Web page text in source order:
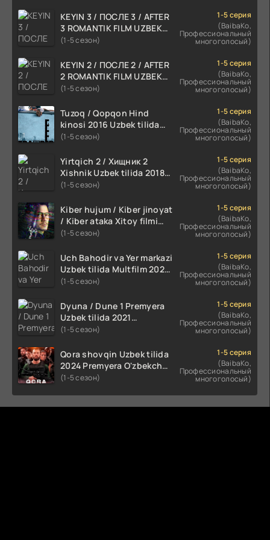
KEYIN 3 / ПОСЛЕ 3 / AFTER
3 ROMANTIK FILM UZBEK
TILIDA 2021 TARJIMA FILM
(1-5 сезон)
1-5 серия
(BaibaKo,
Профессиональный
многоголосый)
KEYIN 2 / ПОСЛЕ 2 / AFTER
2 ROMANTIK FILM UZBEK
TILIDA 2020 TARJIMA FILM
(1-5 сезон)
1-5 серия
(BaibaKo,
Профессиональный
многоголосый)
Tuzoq / Qopqon Hind
kinosi 2016 Uzbek tilida
tarjima film HD
(1-5 сезон)
1-5 серия
(BaibaKo,
Профессиональный
многоголосый)
Yirtqich 2 / Хищник 2
Xishnik Uzbek tilida 2018-
2024 O'zbekcha tarjima
(1-5 сезон)
1-5 серия
(BaibaKo,
Профессиональный
многоголосый)
Kiber hujum / Kiber jinoyat
/ Kiber ataka Xitoy filmi
Uzbek tilida O'zbekcha
HD skachat
(1-5 сезон)
1-5 серия
(BaibaKo,
Профессиональный
многоголосый)
Uch Bahodir va Yer markazi
Uzbek tilida Multfilm 2025
tarjima HD skachat
(1-5 сезон)
1-5 серия
(BaibaKo,
Профессиональный
многоголосый)
Dyuna / Dune 1 Premyera
Uzbek tilida 2021
O'zbekcha tarjima kino HD
(1-5 сезон)
1-5 серия
(BaibaKo,
Профессиональный
многоголосый)
Qora shovqin Uzbek tilida
2024 Premyera O'zbekcha
tarjima kino HD skachat
(1-5 сезон)
1-5 серия
(BaibaKo,
Профессиональный
многоголосый)